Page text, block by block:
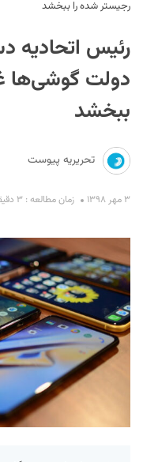
رجیستر شده را ببخشد
رئیس اتحادیه
دولت گوشی‌ها
ببخشد
تحریریه پیوست
۳ مهر ۱۳۹۸ زمان مطالعه : ۳ دقیقه